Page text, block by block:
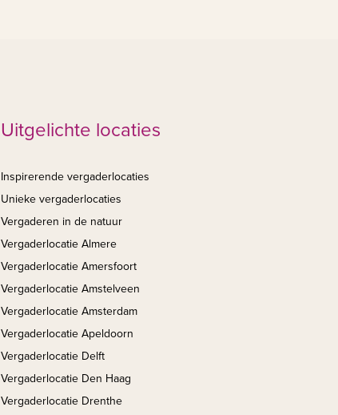
Uitgelichte locaties
Inspirerende vergaderlocaties
Unieke vergaderlocaties
Vergaderen in de natuur
Vergaderlocatie Almere
Vergaderlocatie Amersfoort
Vergaderlocatie Amstelveen
Vergaderlocatie Amsterdam
Vergaderlocatie Apeldoorn
Vergaderlocatie Delft
Vergaderlocatie Den Haag
Vergaderlocatie Drenthe